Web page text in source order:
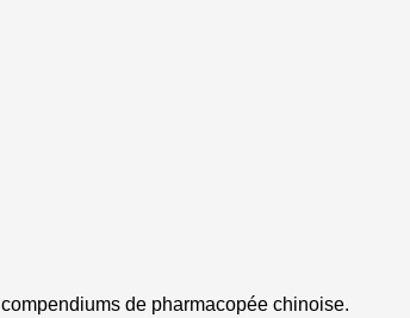
de pharmacopée chinoise.